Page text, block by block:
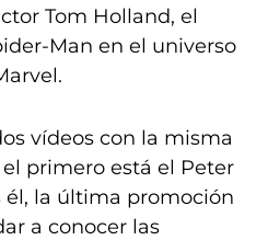
Tom Holland, el
Man en el universo
vídeos con la misma
primero está el Peter
él, la última promoción
a conocer las